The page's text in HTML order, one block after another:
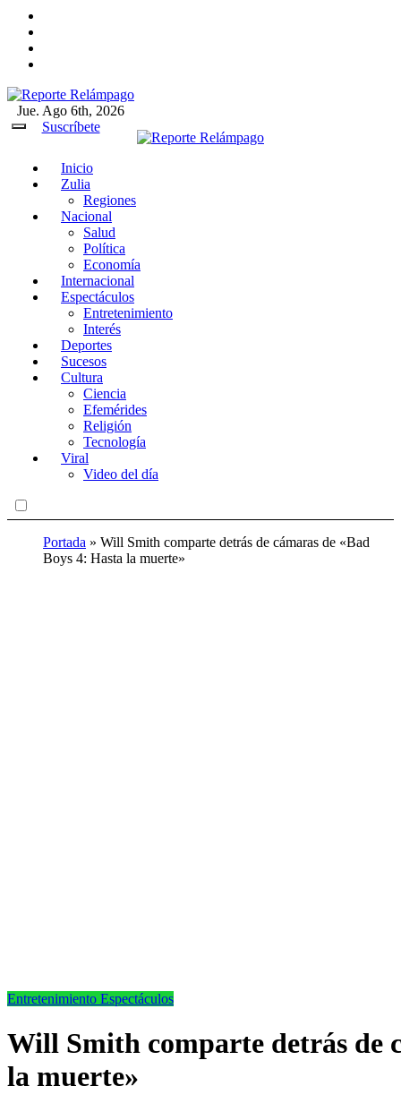
Reporte Relámpago
Claridad y rigor en cada noticia
Jue. Ago 6th, 2026
Suscríbete
Inicio
Zulia
Regiones
Nacional
Salud
Política
Economía
Internacional
Espectáculos
Entretenimiento
Interés
Deportes
Sucesos
Cultura
Ciencia
Efemérides
Religión
Tecnología
Viral
Video del día
Portada » Will Smith comparte detrás de cámaras de «Bad
Boys 4: Hasta la muerte»
Entretenimiento Espectáculos
Will Smith comparte detrás de
la muerte»